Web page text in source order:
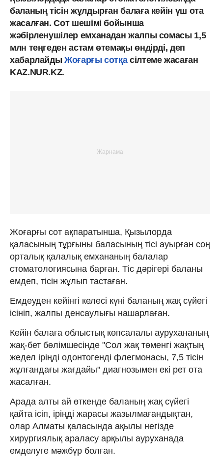
баланың тісін жұлдырған балаға кейін үш ота
жасалған. Сот шешімі бойынша
жәбірленушілер емханадан жалпы сомасы 1,5
млн теңгеден астам өтемақы өндірді, деп
хабарлайдыЖоғарғы сотқасілтеме жасаған
KAZ.NUR.KZ.
Жоғарғы сот ақпаратынша, Қызылорда
қаласының тұрғыны баласының тісі ауырған соң
орталық қалалық емхананың балалар
стоматологиясына барған. Тіс дәрігері баланы
емдеп, тісін жұлып тастаған.
Емдеуден кейінгі келесі күні баланың жақ сүйегі
ісініп, жалпы денсаулығы нашарлаған.
Кейін балаға облыстық көпсалалы аурухананың
жақ-бет бөлімшесінде "Сол жақ төменгі жақтың
жедел іріңді одонтогенді флегмонасы, 7,5 тісін
жұлғандағы жағдайы" диагнозымен екі рет ота
жасалған.
Арада алты ай өткенде баланың жақ сүйегі
қайта ісіп, іріңді жарасы жазылмағандықтан,
олар Алматы қаласында ақылы негізде
хирургиялық араласу арқылы ауруханада
емделуге мәжбүр болған.